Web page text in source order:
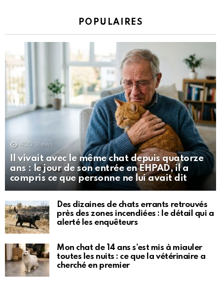
POPULAIRES
400 Views
Il vivait avec le même chat depuis quatorze
ans : le jour de son entrée en EHPAD, il a
compris ce que personne ne lui avait dit
Des dizaines de chats errants retrouvés
près des zones incendiées : le détail qui a
alerté les enquêteurs
Mon chat de 14 ans s’est mis à miauler
toutes les nuits : ce que la vétérinaire a
cherché en premier